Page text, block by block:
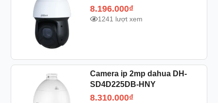
8.196.000₫
1241 lượt xem
Camera ip 2mp dahua DH-
SD4D225DB-HNY
8.310.000₫